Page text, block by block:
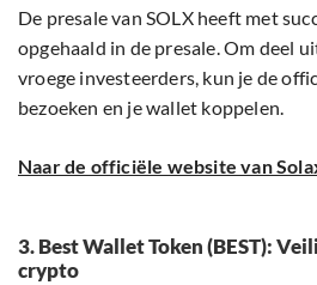
De presale van SOLX heeft met
opgehaald in de presale. Om deel
vroege investeerders, kun je de
bezoeken en je wallet koppelen.
Naar de officiële website van
3. Best Wallet Token (BEST):
crypto